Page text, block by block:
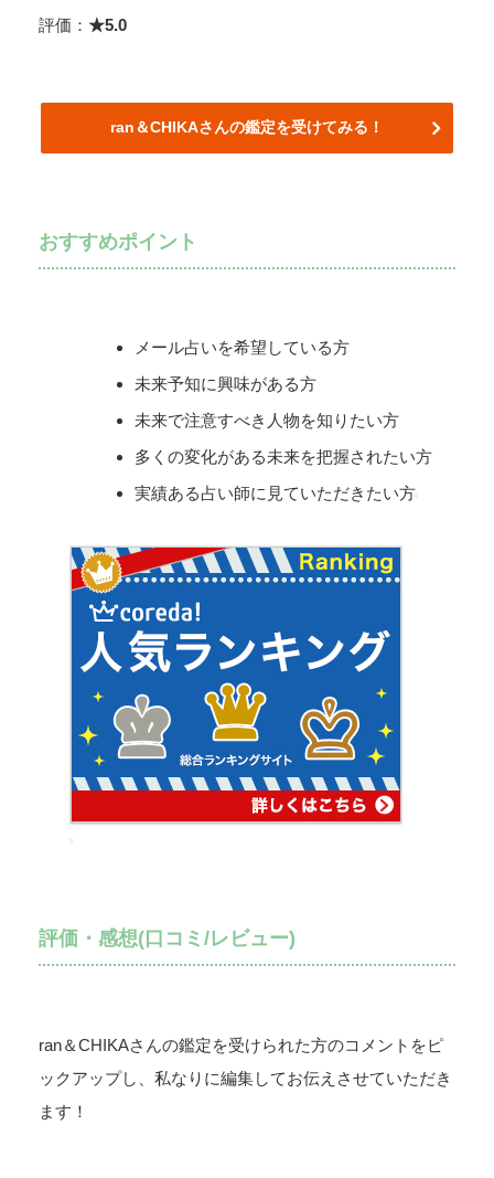
評価： ★5.0
ran＆CHIKAさんの鑑定を受けてみる！
おすすめポイント
メール占いを希望している方
未来予知に興味がある方
未来で注意すべき人物を知りたい方
多くの変化がある未来を把握されたい方
実績ある占い師に見ていただきたい方
評価・感想(口コミ/レビュー)
ran＆CHIKAさんの鑑定を受けられた方のコメントをピ
ックアップし、私なりに編集してお伝えさせていただき
ます！